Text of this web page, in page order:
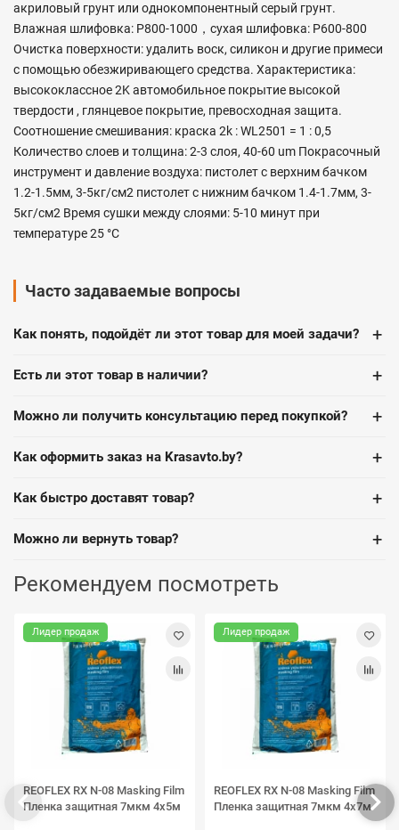
акриловый грунт или однокомпонентный серый грунт.
Влажная шлифовка: P800-1000，сухая шлифовка: P600-800
Очистка поверхности: удалить воск, силикон и другие примеси
с помощью обезжиривающего средства. Характеристика:
высококлассное 2K автомобильное покрытие высокой
твердости , глянцевое покрытие, превосходная защита.
Соотношение смешивания: краска 2k : WL2501 = 1 : 0,5
Количество слоев и толщина: 2-3 слоя, 40-60 um Покрасочный
инструмент и давление воздуха: пистолет с верхним бачком
1.2-1.5мм, 3-5кг/см2 пистолет с нижним бачком 1.4-1.7мм, 3-
5кг/см2 Время сушки между слоями: 5-10 минут при
температуре 25 °C
Часто задаваемые вопросы
Как понять, подойдёт ли этот товар для моей задачи? +
Есть ли этот товар в наличии? +
Можно ли получить консультацию перед покупкой? +
Как оформить заказ на Krasavto.by? +
Как быстро доставят товар? +
Можно ли вернуть товар? +
Рекомендуем посмотреть
Лидер продаж
REOFLEX RX N-08 Masking Film
Пленка защитная 7мкм 4х5м
Лидер продаж
REOFLEX RX N-08 Masking Film
Пленка защитная 7мкм 4х7м